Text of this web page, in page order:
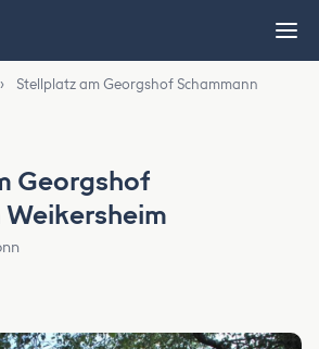
›
Stellplatz am Georgshof Schammann
Georgshof
Weikersheim